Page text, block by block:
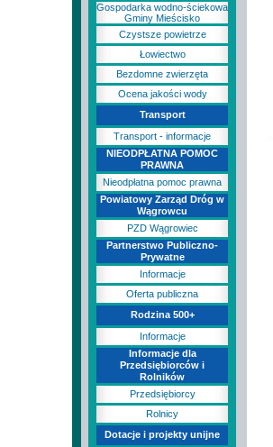
Gospodarka wodno-ściekowa
Gminy Mieścisko
Czystsze powietrze
Łowiectwo
Bezdomne zwierzęta
Ocena jakości wody
Transport
Transport - informacje
NIEODPŁATNA POMOC
PRAWNA
Nieodpłatna pomoc prawna
Powiatowy Zarząd Dróg w
Wągrowcu
PZD Wągrowiec
Partnerstwo Publiczno-
Prywatne
Informacje
Oferta publiczna
Rodzina 500+
Informacje
Informacje dla
Przedsiębiorców i
Rolników
Przedsiębiorcy
Rolnicy
Dotacje i projekty unijne